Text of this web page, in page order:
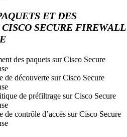
ET DES
SECURE FIREWALL
des paquets sur Cisco Secure
découverte sur Cisco Secure
de préfiltrage sur Cisco Secure
contrôle d’accès sur Cisco Secure